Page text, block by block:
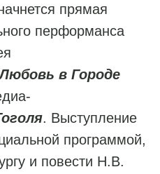
прямая
перформанса
в Городе
. Выступление
программой,
и повести Н.В.